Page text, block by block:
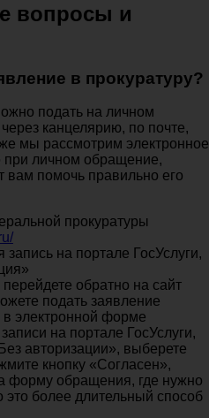
вопросы и
в прокуратуру?
подать на личном
канцелярию, по почте,
мы рассмотрим электронное
при личном обращение,
вам помочь правильно его
прокуратуры
запись на портале ГосУслуги,
обратно на сайт
подать заявление
электронной форме
на портале ГосУслуги,
авторизации», выберете
кнопку «Согласен»,
форму обращения, где нужно
это более длительный способ